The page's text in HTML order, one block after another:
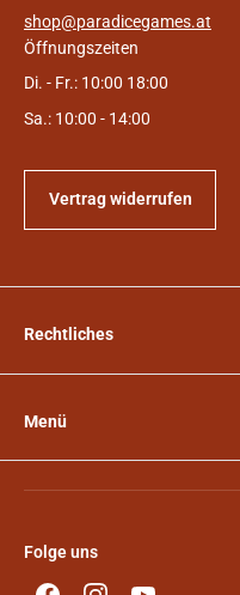
shop@paradicegames.at
Öffnungszeiten
Di. - Fr.: 10:00 18:00
Sa.: 10:00 - 14:00
Vertrag widerrufen
Rechtliches
Menü
Folge uns